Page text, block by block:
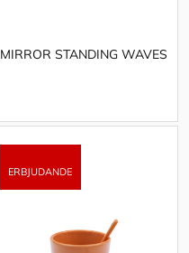
MIRROR STANDING WAVES